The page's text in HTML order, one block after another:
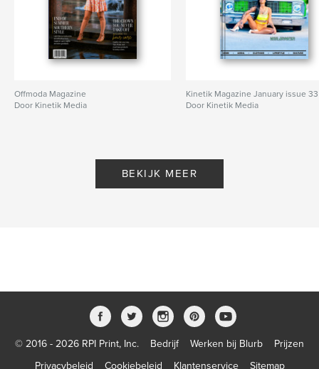
Offmoda Magazine
Door Kinetik Media
Kinetik Magazine January issue 33
Door Kinetik Media
BEKIJK MEER
© 2016 - 2026 RPI Print, Inc. Bedrijf Werken bij Blurb
Prijzen
Privacybeleid
Cookiebeleid Klantenservice Sitemap